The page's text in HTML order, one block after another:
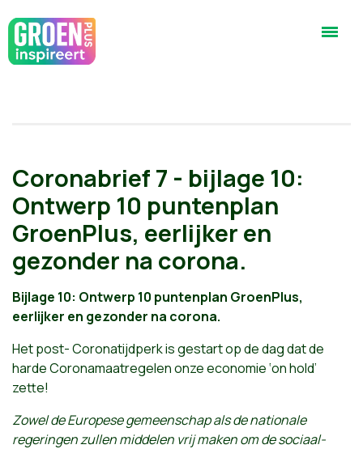
Coronabrief 7 - bijlage 10:
Ontwerp 10 puntenplan
GroenPlus, eerlijker en
gezonder na corona.
Bijlage 10: Ontwerp 10 puntenplan GroenPlus,
eerlijker en gezonder na corona.
Het post- Coronatijdperk is gestart op de dag dat de
harde Coronamaatregelen onze economie ‘on hold’
zette!
Zowel de Europese gemeenschap als de nationale
regeringen zullen middelen vrij maken om de sociaal-